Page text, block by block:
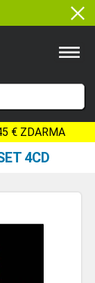
€ ZDARMA
4CD